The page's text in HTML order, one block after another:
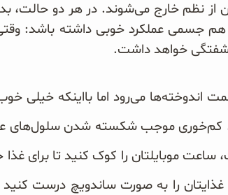
از نظم خارج می‌شوند. در هر دو حالت،
هم جسمی عملکرد خوبی داشته باشد:
آشفتگی خواهد داشت.
اندوخته‌ها می‌رود اما بااینکه خیلی
کم‌خوری موجب شکسته شدن سلول‌های
موبایلتان را کوک کنید تا برای غذا
غذایتان را به صورت ساندویچ درست